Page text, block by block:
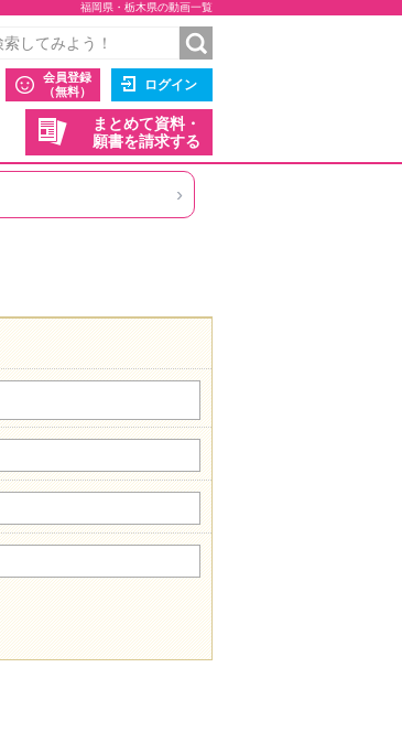
福岡県・栃木県の動画一覧
会員登録
（無料）
ログイン
まとめて資料・
願書を請求する
›